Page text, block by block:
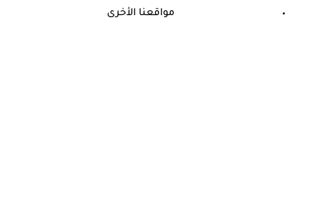
مواقعنا الأخرى